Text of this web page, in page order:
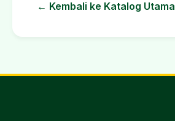
← Kembali ke Katalog Utama